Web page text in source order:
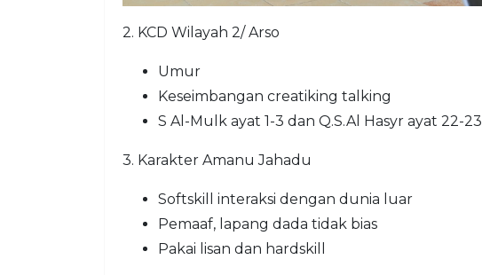
2. KCD Wilayah 2/ Arso
Umur
Keseimbangan creatiking talking
S Al-Mulk ayat 1-3 dan Q.S.Al Hasyr ayat 22-23
3. Karakter Amanu Jahadu
Softskill interaksi dengan dunia luar
Pemaaf, lapang dada tidak bias
Pakai lisan dan hardskill